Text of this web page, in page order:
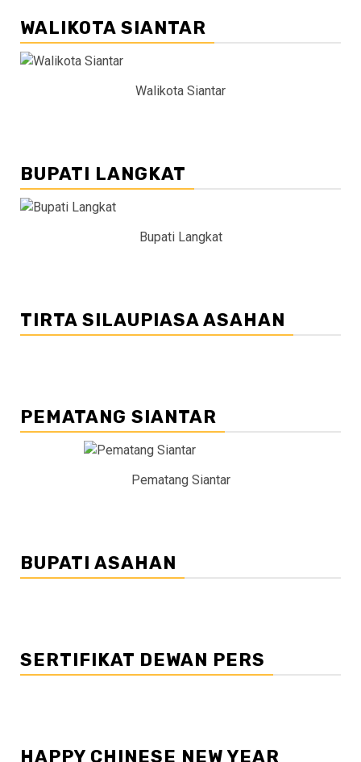
WALIKOTA SIANTAR
Walikota Siantar
BUPATI LANGKAT
Bupati Langkat
TIRTA SILAUPIASA ASAHAN
PEMATANG SIANTAR
Pematang Siantar
BUPATI ASAHAN
SERTIFIKAT DEWAN PERS
HAPPY CHINESE NEW YEAR